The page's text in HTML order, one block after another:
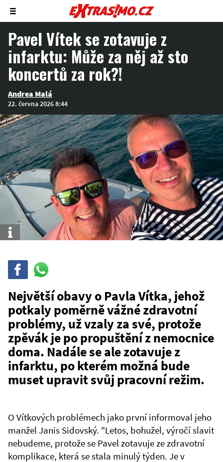
Zobrazit/skrýt
menu
Pavel Vítek se zotavuje z
infarktu: Může za něj až sto
koncertů za rok?!
Andrea Malá
22. června 2026 8:44
Info
Sdílej
WhatsAppu
Největší obavy o Pavla Vítka, jehož
potkaly poměrně vážné zdravotní
problémy, už vzaly za své, protože
zpěvák je po propuštění z nemocnice
doma. Nadále se ale zotavuje z
infarktu, po kterém možná bude
muset upravit svůj pracovní režim.
O Vítkových problémech jako první informoval jeho
manžel Janis Sidovský. "Letos, bohužel, výročí slavit
nebudeme, protože se Pavel zotavuje ze zdravotní
komplikace, která se stala minulý týden. Je v